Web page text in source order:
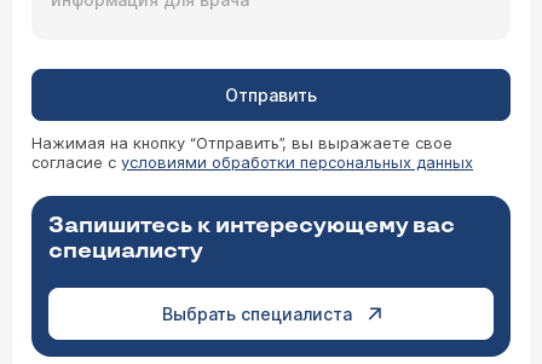
Отправить
Нажимая на кнопку “Отправить”, вы выражаете свое
согласие с условиями обработки персональных данных
Запишитесь к интересующему вас
специалисту
Выбрать специалиста